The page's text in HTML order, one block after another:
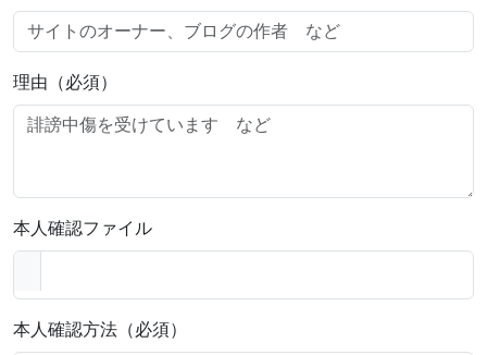
理由（必須）
本人確認ファイル
本人確認方法（必須）